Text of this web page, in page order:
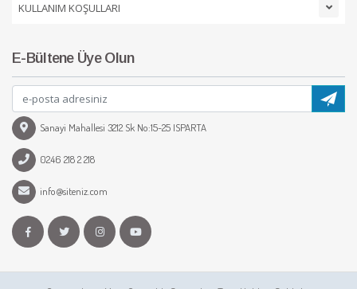
KULLANIM KOŞULLARI
E-Bültene Üye Olun
Sanayi Mahallesi 3212 Sk No:15-25 ISPARTA
0246 218 2 218
info@siteniz.com